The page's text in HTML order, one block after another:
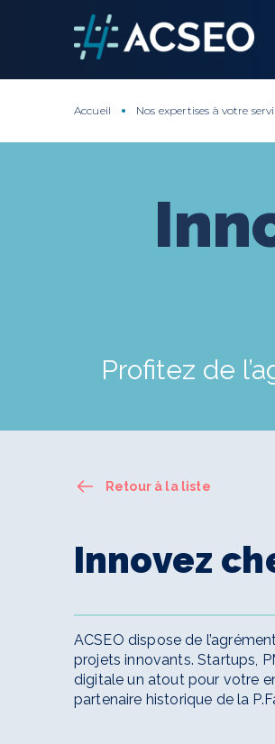
Accueil Nos expertises à votre
Profitez de
Retour à la liste
Innovez
ACSEO dispose de
projets innovants. Startups,
digitale un atout pour votre
partenaire historique de la